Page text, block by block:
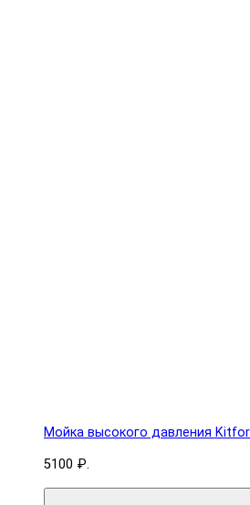
Мойка высокого давления
5100 ₽.